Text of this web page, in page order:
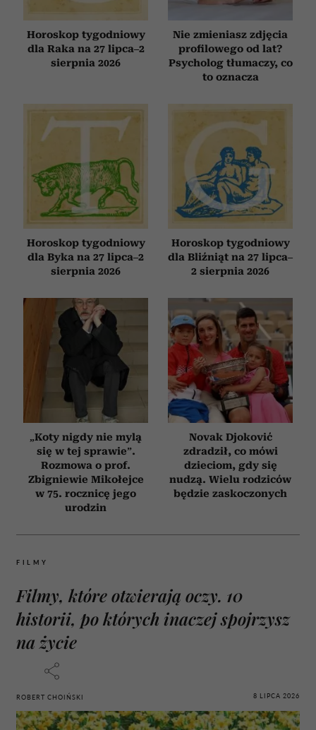
Horoskop tygodniowy
dla Raka na 27 lipca–2
sierpnia 2026
Nie zmieniasz zdjęcia
profilowego od lat?
Psycholog tłumaczy, co
to oznacza
Horoskop tygodniowy
dla Byka na 27 lipca–2
sierpnia 2026
Horoskop tygodniowy
dla Bliźniąt na 27 lipca–
2 sierpnia 2026
„Koty nigdy nie mylą
się w tej sprawie”.
Rozmowa o prof.
Zbigniewie Mikołejce
w 75. rocznicę jego
urodzin
Novak Djoković
zdradził, co mówi
dzieciom, gdy się
nudzą. Wielu rodziców
będzie zaskoczonych
FILMY
Filmy, które otwierają oczy. 10
historii, po których inaczej spojrzysz
na życie
ROBERT CHOIŃSKI 8 LIPCA 2026